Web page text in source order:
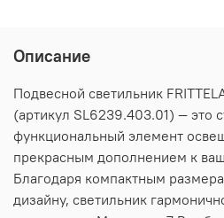
Описание
Подвесной светильник
(артикул SL6239.403.01) — это
функциональный элемент
прекрасным дополнением к
Благодаря компактным
дизайну, светильник